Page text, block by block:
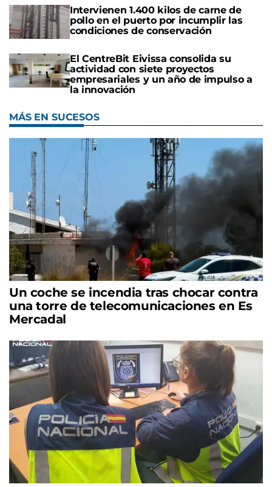
Intervienen 1.400 kilos de carne de
pollo en el puerto por incumplir las
condiciones de conservación
El CentreBit Eivissa consolida su
actividad con siete proyectos
empresariales y un año de impulso a
la innovación
MÁS EN SUCESOS
Un coche se incendia tras chocar contra
una torre de telecomunicaciones en Es
Mercadal